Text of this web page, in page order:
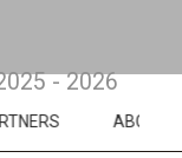
- 2026
ABCSR